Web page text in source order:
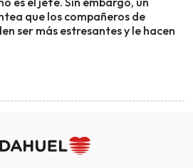
que los compañeros de
ser más estresantes y le hacen